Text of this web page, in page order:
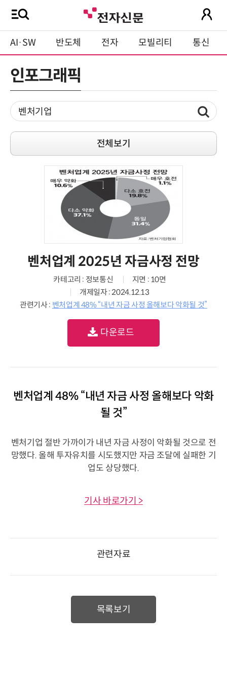
AI·SW 반도체 전자 모빌리티 통신
인포그래픽
전체보기
벤처업계 2025년 자금사정 전망
카테고리 : 정보통신
지면 : 10면
개제일자 : 2024.12.13
관련기사 : 벤처업계 48% “내년 자금 사정 올해보다 악화될 것”
다운로드
벤처업계 48% “내년 자금 사정 올해보다 악화
될 것”
벤처기업 절반 가까이가 내년 자금 사정이 악화될 것으로 전
망했다. 올해 투자유치를 시도했지만 자금 조달에 실패한 기
업도 상당했다.
기사 바로가기 >
관련자료
목록보기